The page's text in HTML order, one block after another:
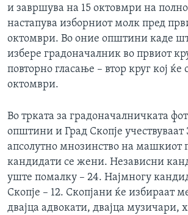
и завршува на 15 октовмри на
настапува изборниот молк пред
октомври. Во оние општини каде
избере градоначалник во првиот
повторно гласање – втор круг кој ќе
октомври.
Во трката за градоначалничката
општини и Град Скопје учествуваат
апсолутно мнозинство на машкиот
кандидати се жени. Независни
уште помалку – 24. Најмногу
Скопје – 12. Скопјани ќе избираат
двајца адвокати, двајца музичари,